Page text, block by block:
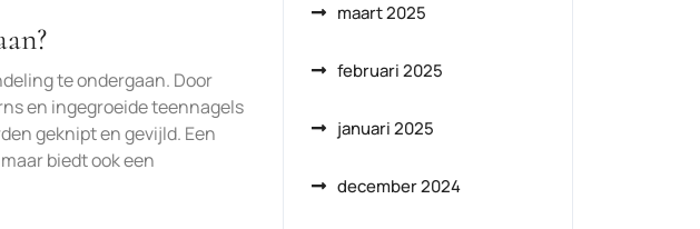
te ondergaan. Door
en ingegroeide teennagels
geknipt en gevijld. Een
biedt ook een
maart 2025
februari 2025
januari 2025
december 2024